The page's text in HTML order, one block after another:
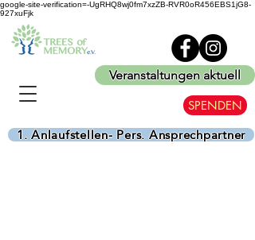
google-site-verification=-UgRHQ8wj0fm7xzZB-RVR0oR456EBS1jG8-
927xuFjk
SPENDEN
Veranstaltungen aktuell
1. Anlaufstellen- Pers. Ansprechpartner